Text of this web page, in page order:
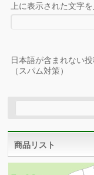
上に表示された文字を
日本語が含まれない
（スパム対策）
商品リスト